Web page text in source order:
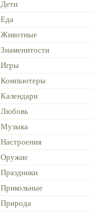
Дети
Еда
Животные
Знаменитости
Игры
Компьютеры
Календари
Любовь
Музыка
Настроения
Оружие
Праздники
Прикольные
Природа